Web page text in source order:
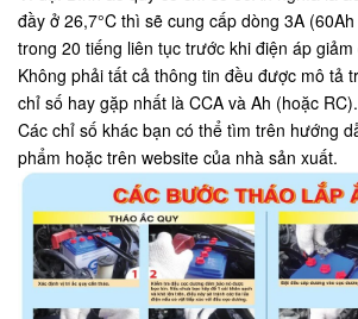
đầy ở 26,7°C thì sẽ cung cấp dòng 3A
trong 20 tiếng liên tục trước khi điện áp giảm
Không phải tất cả thông tin đều được mô tả
chỉ số hay gặp nhất là CCA và Ah (hoặc RC).
Các chỉ số khác bạn có thể tìm trên hướng
phẩm hoặc trên website của nhà sản xuất.